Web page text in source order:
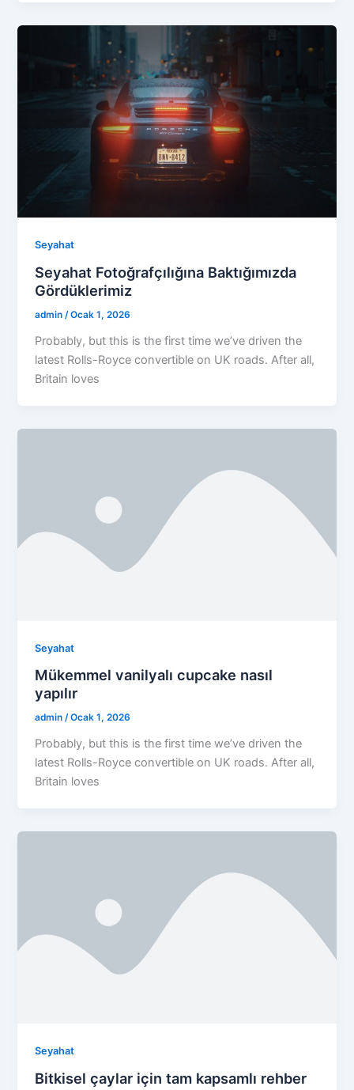
Seyahat
Seyahat Fotoğrafçılığına Baktığımızda
Gördüklerimiz
admin/Ocak 1, 2026
Probably, but this is the first time we’ve driven the
latest Rolls-Royce convertible on UK roads. After all,
Britain loves
Seyahat
Mükemmel vanilyalı cupcake nasıl
yapılır
admin/Ocak 1, 2026
Probably, but this is the first time we’ve driven the
latest Rolls-Royce convertible on UK roads. After all,
Britain loves
Seyahat
Bitkisel çaylar için tam kapsamlı rehber